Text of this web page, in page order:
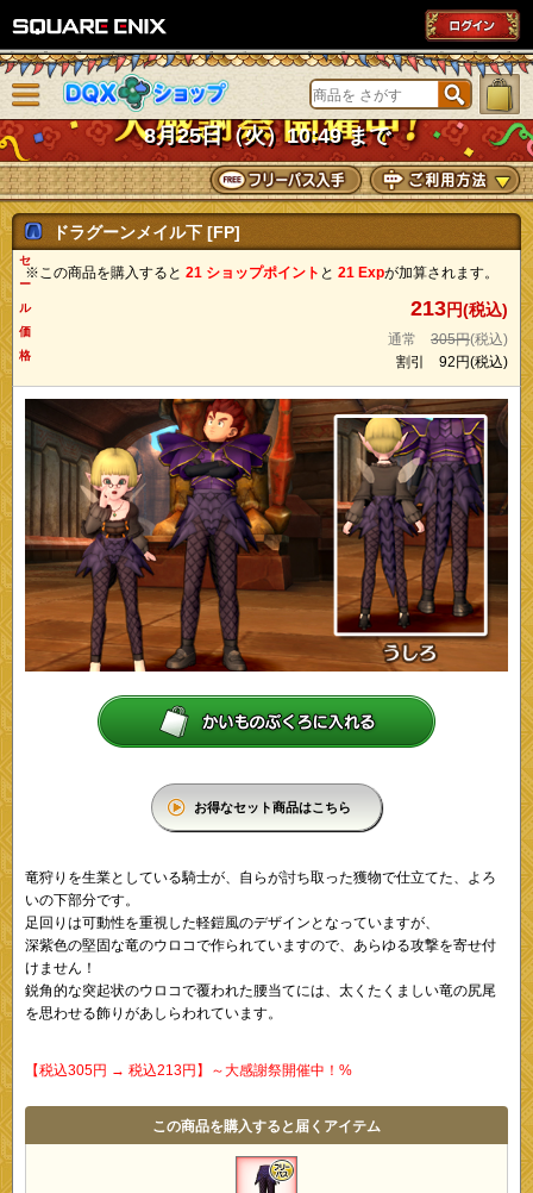
DQXショップ
8月25日（火）10:49 まで
ニューを閉じる
ドラグーンメイル下 [FP]
※この商品を購入すると 21 ショップポイント と 21 Expが加算されます。
セ
ー
ル
価
格
213円(税込)
通常 305円(税込)
割引 92円(税込)
お得なセット商品はこちら
竜狩りを生業としている騎士が、自らが討ち取った獲物で仕立てた、よろ
いの下部分です。
足回りは可動性を重視した軽鎧風のデザインとなっていますが、
深紫色の堅固な竜のウロコで作られていますので、あらゆる攻撃を寄せ付
けません！
鋭角的な突起状のウロコで覆われた腰当てには、太くたくましい竜の尻尾
を思わせる飾りがあしらわれています。
【税込305円 → 税込213円】～大感謝祭開催中！%
この商品を購入すると届くアイテム